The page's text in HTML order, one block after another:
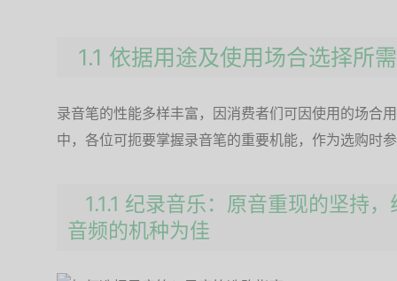
1.1 依据用途及使用场合选择所
录音笔的性能多样丰富，因消费者们可因使用的场合
中，各位可扼要掌握录音笔的重要机能，作为选购时
1.1.1 纪录音乐：原音重现的坚持
音频的机种为佳